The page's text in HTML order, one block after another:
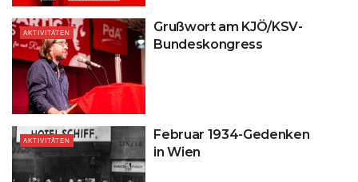
AKTIVITÄTEN
Grußwort am KJÖ/KSV-
Bundeskongress
AKTIVITÄTEN
Februar 1934-Gedenken
in Wien